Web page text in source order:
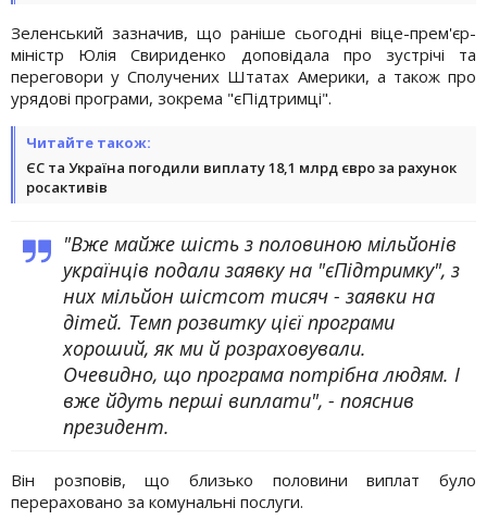
Зеленський зазначив, що раніше сьогодні віце-прем'єр-
міністр Юлія Свириденко доповідала про зустрічі та
переговори у Сполучених Штатах Америки, а також про
урядові програми, зокрема "єПідтримці".
Читайте також:
ЄС та Україна погодили виплату 18,1 млрд євро за рахунок
росактивів
"Вже майже шість з половиною мільйонів
українців подали заявку на "єПідтримку", з
них мільйон шістсот тисяч - заявки на
дітей. Темп розвитку цієї програми
хороший, як ми й розраховували.
Очевидно, що програма потрібна людям. І
вже йдуть перші виплати", - пояснив
президент.
Він розповів, що близько половини виплат було
перераховано за комунальні послуги.